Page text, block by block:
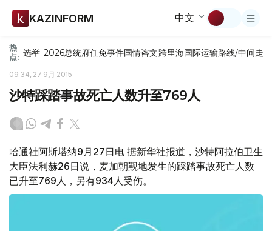
KAZINFORM 中文
热
点: 选举-2026总统府任免事件国情咨文跨里海国际运输路线/中间走廊
09:34, 27 9月 2015
沙特踩踏事故死亡人数升至769人
哈通社阿斯塔纳9月27日电 据新华社报道，沙特阿拉伯卫生
大臣法利赫26日说，麦加朝觐地发生的踩踏事故死亡人数
已升至769人，另有934人受伤。